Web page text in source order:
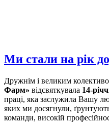
Ми стали на рік
Дружнім і великим
Фарм» відсвяткувала 14-
праці, яка заслужила Вашу
яких ми досягнули,
команди, високій